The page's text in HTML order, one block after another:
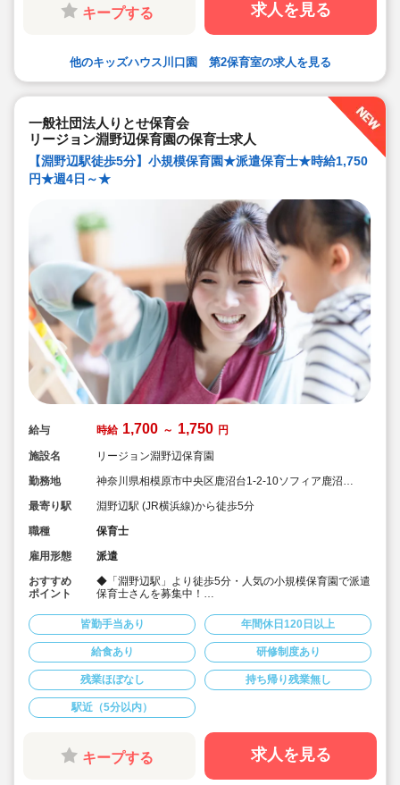
キープする 求人を見る
他のキッズハウス川口園 第2保育室の求人を見る
一般社団法人りとせ保育会
リージョン淵野辺保育園の保育士求人
【淵野辺駅徒歩5分】小規模保育園★派遣保育士★時給1,750
円★週4日～★
給与 時給 1,700 ～ 1,750 円
施設名
リージョン淵野辺保育園
勤務地
神奈川県相模原市中央区鹿沼台1-2-10ソフィア鹿沼公
最寄り駅
淵野辺駅 (JR横浜線)から徒歩5分
職種
保育士
雇用形態
派遣
おすすめ
ポイント
◆「淵野辺駅」より徒歩5分・人気の小規模保育園で派遣
保育士さんを募集中！
◆生き生きとした明るい子供に、正しい考えを持った子
供に、平和な心を持った子供に、子供の興味に沿った保
育を実践しています♪
◆少しでもご興味ございましたらお気軽にお問い合わせ
ください♪
皆勤手当あり 年間休日120日以上
給食あり 研修制度あり
残業ほぼなし 持ち帰り残業無し
駅近（5分以内）
キープする 求人を見る